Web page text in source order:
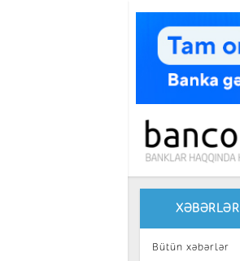
XƏBƏRLƏR
Bütün xəbərlər